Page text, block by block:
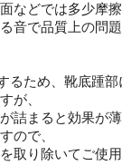
などでは多少摩擦
音で品質上の問
るため、靴底踵
が、
詰まると効果が
ので、
取り除いてご使用